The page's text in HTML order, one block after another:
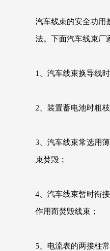
汽车线束的安全功用
法。下面汽车线束厂
1、汽车线束换导线
2、装置蓄电池时粗
3、汽车线束常选用
束焚毁；
4、汽车线束暂时衔
作用而焚毁线束；
5、电流表的两接柱